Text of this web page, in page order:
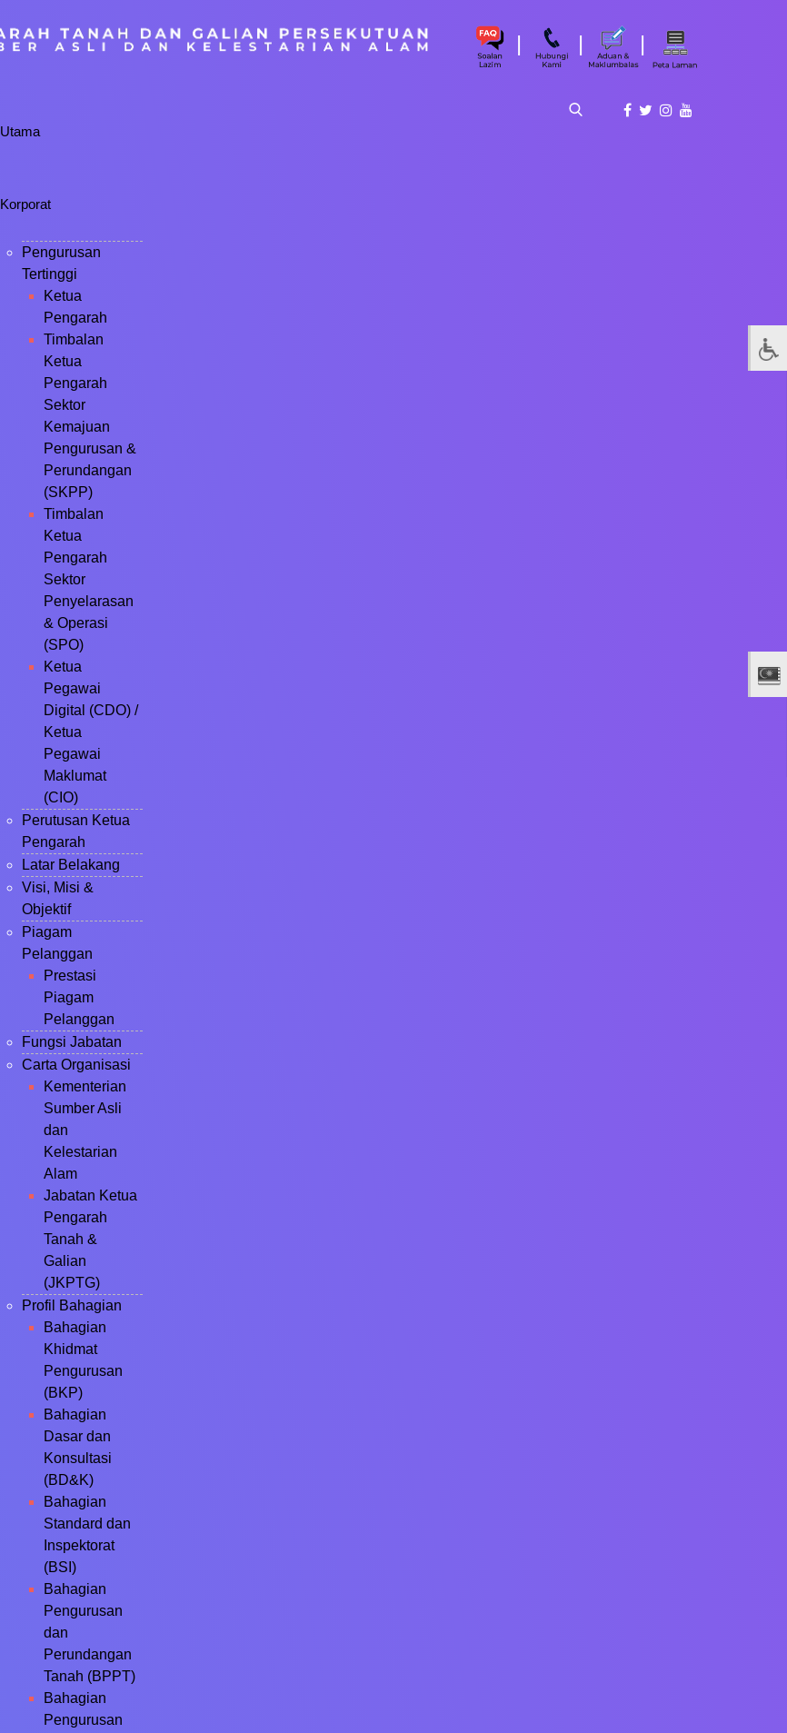
| | |
Utama
Korporat
Pengurusan
Tertinggi
Ketua
Pengarah
Timbalan
Ketua
Pengarah
Sektor
Kemajuan
Pengurusan &
Perundangan
(SKPP)
Timbalan
Ketua
Pengarah
Sektor
Penyelarasan
& Operasi
(SPO)
Ketua
Pegawai
Digital (CDO) /
Ketua
Pegawai
Maklumat
(CIO)
Perutusan Ketua
Pengarah
Latar Belakang
Visi, Misi &
Objektif
Piagam
Pelanggan
Prestasi
Piagam
Pelanggan
Fungsi Jabatan
Carta Organisasi
Kementerian
Sumber Asli
dan
Kelestarian
Alam
Jabatan Ketua
Pengarah
Tanah &
Galian
(JKPTG)
Profil Bahagian
Bahagian
Khidmat
Pengurusan
(BKP)
Bahagian
Dasar dan
Konsultasi
(BD&K)
Bahagian
Standard dan
Inspektorat
(BSI)
Bahagian
Pengurusan
dan
Perundangan
Tanah (BPPT)
Bahagian
Pengurusan